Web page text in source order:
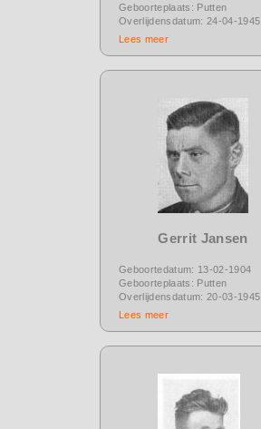
Geboorteplaats: Putten
Overlijdensdatum: 24-04-1945
Lees meer
Gerrit Jansen
Geboortedatum: 13-02-1904
Geboorteplaats: Putten
Overlijdensdatum: 20-03-1945
Lees meer